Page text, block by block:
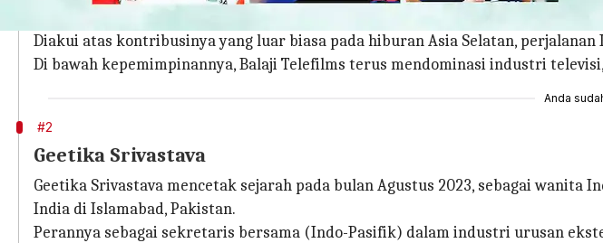
Ekta Kapoor, salah satu pendiri Balaji Telefilms, mencatatkan namanya dalam
Diakui atas kontribusinya yang luar biasa pada hiburan Asia Selatan,
Di bawah kepemimpinannya, Balaji Telefilms terus mendominasi industri
Anda
#2
Geetika Srivastava
Geetika Srivastava mencetak sejarah pada bulan Agustus 2023, sebagai
India di Islamabad, Pakistan.
Perannya sebagai sekretaris bersama (Indo-Pasifik) dalam industri urusan